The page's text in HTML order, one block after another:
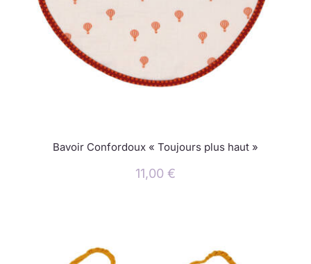
Bavoir Confordoux « Toujours plus haut »
11,00 €